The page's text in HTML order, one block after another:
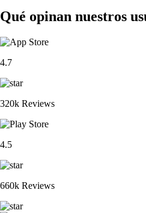
Qué opinan nuestros
4.7
320k Reviews
4.5
660k Reviews